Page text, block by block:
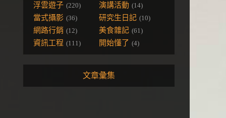
浮雲遊子 (220) 演講活動 (14)
當式攝影 (36) 研究生日記 (10)
網路行銷 (12) 美食雜記 (61)
資訊工程 (111) 開始懂了 (4)
文章彙集